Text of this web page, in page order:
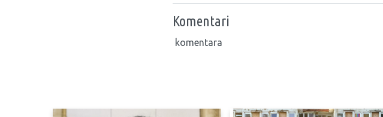
Komentari
komentara